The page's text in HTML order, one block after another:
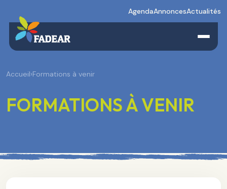
AgendaAnnoncesActualités
Accueil›Formations à venir
FORMATIONS À VENIR